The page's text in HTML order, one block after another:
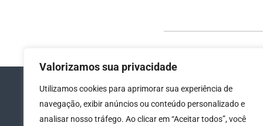
Valorizamos sua privacidade
Utilizamos cookies para aprimorar sua experiência de
navegação, exibir anúncios ou conteúdo personalizado e
analisar nosso tráfego. Ao clicar em “Aceitar todos”, você